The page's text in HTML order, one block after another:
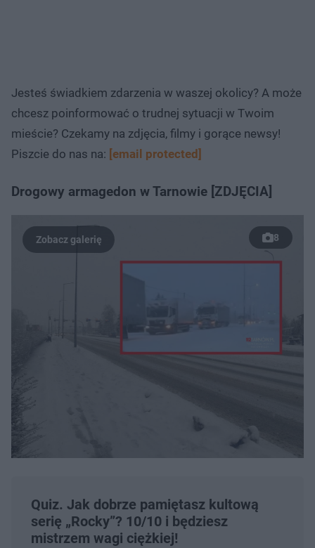
Jesteś świadkiem zdarzenia w waszej okolicy? A może
chcesz poinformować o trudnej sytuacji w Twoim
mieście? Czekamy na zdjęcia, filmy i gorące newsy!
Piszcie do nas na: [email protected]
Drogowy armagedon w Tarnowie [ZDJĘCIA]
8
Quiz. Jak dobrze pamiętasz kultową
serię „Rocky”? 10/10 i będziesz
mistrzem wagi ciężkiej!